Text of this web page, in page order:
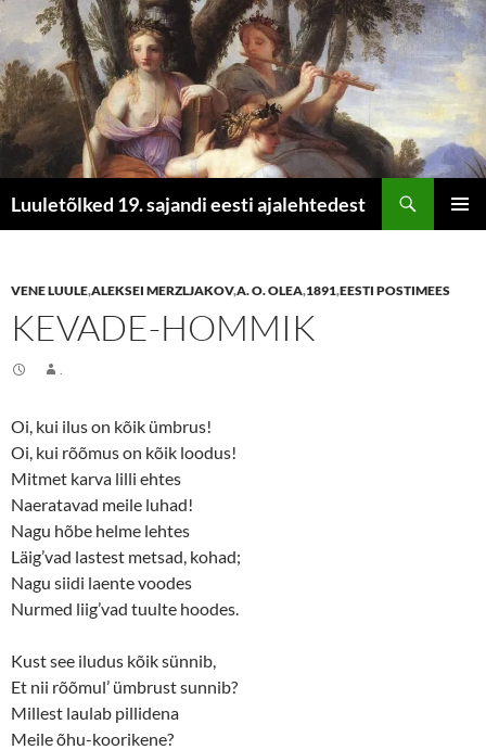
Luuletõlked 19. sajandi eesti ajalehtedest
VENE LUULE,ALEKSEI MERZLJAKOV,A. O. OLEA,1891,EESTI POSTIMEES
KEVADE-HOMMIK
Oi, kui ilus on kõik ümbrus!
Oi, kui rõõmus on kõik loodus!
Mitmet karva lilli ehtes
Naeratavad meile luhad!
Nagu hõbe helme lehtes
Läig’vad lastest metsad, kohad;
Nagu siidi laente voodes
Nurmed liig’vad tuulte hoodes.
Kust see iludus kõik sünnib,
Et nii rõõmul’ ümbrust sunnib?
Millest laulab pillidena
Meile õhu-koorikene?